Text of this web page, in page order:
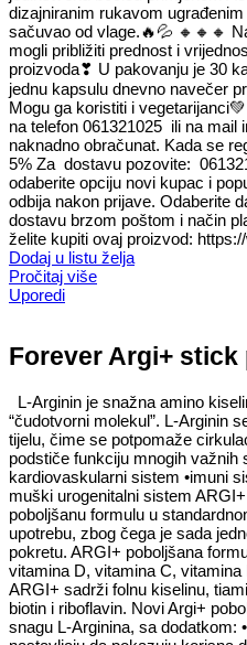
dizajniranim rukavom
sačuvao od vlage.🔥💦 🔸 🔸 🔸
mogli približiti prednost i
proizvoda❣ U pakovanju je 30
jednu kapsulu dnevno navečer
Mogu ga koristiti i vegetarijanci💚
na telefon 061321025 ili na mail
naknadno obračunat. Kada se
5% Za dostavu pozovite:
odaberite opciju novi kupac i
odbija nakon prijave. Odaberite
dostavu brzom poštom i način
želite kupiti ovaj proizvod:
Dodaj u listu želja
Pročitaj više
Uporedi
Forever Argi+ stick
L-Arginin je snažna amino
“čudotvorni molekul”. L-Arginin
tijelu, čime se potpomaže
podstiče funkciju mnogih važnih
kardiovaskularni sistem •imuni
muški urogenitalni sistem
poboljšanu formulu u
upotrebu, zbog čega je sada
pokretu. ARGI+ poboljšana
vitamina D, vitamina C,
ARGI+ sadrži folnu kiselinu,
biotin i riboflavin. Novi Argi+
snagu L-Arginina, sa dodatkom: